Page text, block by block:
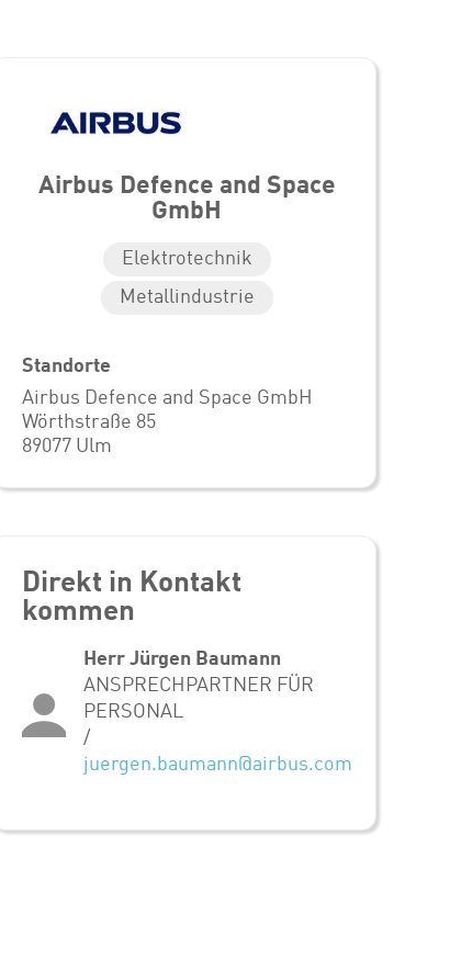
Airbus Defence and Space
GmbH
Elektrotechnik
Metallindustrie
Standorte
Airbus Defence and Space GmbH
Wörthstraße 85
89077 Ulm
Direkt in Kontakt
kommen
Herr Jürgen Baumann
ANSPRECHPARTNER FÜR
PERSONAL
/
juergen.baumann@airbus.com